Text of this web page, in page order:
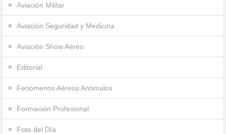
Aviación Militar
Aviación Seguridad y Medicina
Aviación Show Aéreo
Editorial
Fenómenos Aéreos Anómalos
Formación Profesional
Foto del Día